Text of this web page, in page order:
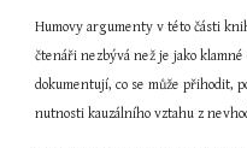
Humovy argumenty v této části
čtenáři nezbývá než je jako
dokumentují, co se může přihodit,
nutnosti kauzálního vztahu z